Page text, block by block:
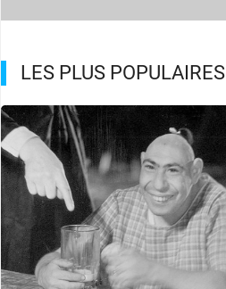
LES PLUS POPULAIRES